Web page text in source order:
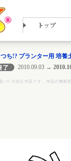
つち!? プランター用 培養
2010.09.03 →